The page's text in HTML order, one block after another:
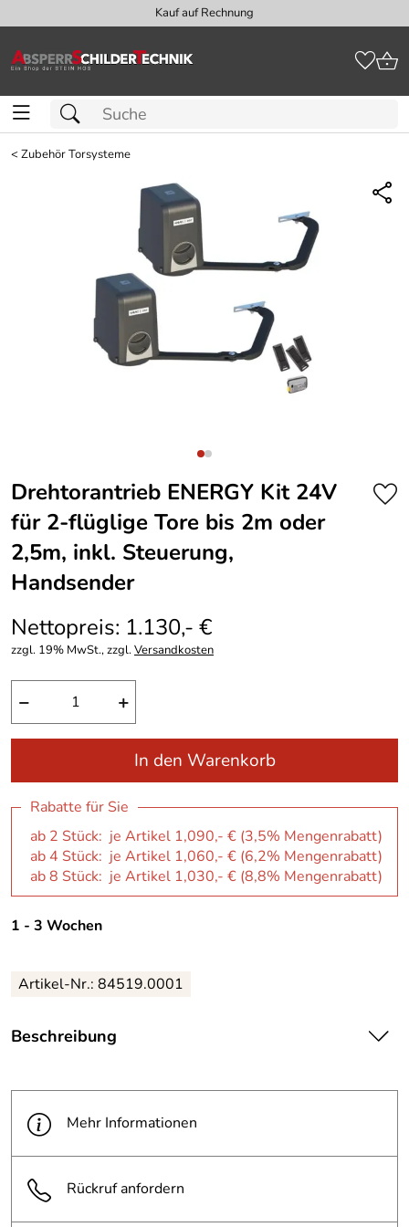
Kauf auf Rechnung
<Zubehör Torsysteme
Drehtorantrieb ENERGY Kit 24V
für 2-flüglige Tore bis 2m oder
2,5m, inkl. Steuerung,
Handsender
Nettopreis: 1.130,- €
zzgl. 19% MwSt., zzgl.Versandkosten
− +
In den Warenkorb
Rabatte für Sie
ab 2 Stück: je Artikel 1,090,- € (3,5% Mengenrabatt)
ab 4 Stück: je Artikel 1,060,- € (6,2% Mengenrabatt)
ab 8 Stück: je Artikel 1,030,- € (8,8% Mengenrabatt)
1 - 3 Wochen
Artikel-Nr.: 84519.0001
Beschreibung
zweiflüglige Drehtore bis Flügelbreite von 2x 2 m bzw. 2x
2,50 m (mit Elektroschloss)
· für den privaten Bereich
Mehr Informationen
Rückruf anfordern